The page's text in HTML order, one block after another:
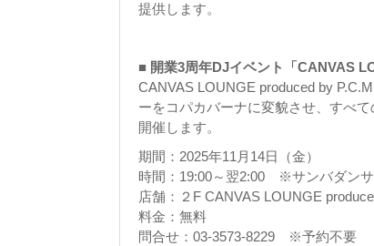
提供します。
■ 開業3周年DJイベント「CANVAS
CANVAS LOUNGE produced by
ーをコパカバーナに変貌させ、すべ
開催します。
期間：2025年11月14日（金）
時間：19:00～翌2:00 ※サンバダンサ
店舗：２F CANVAS LOUNGE
料金：無料
問合せ：03-3573-8229 ※予約不要